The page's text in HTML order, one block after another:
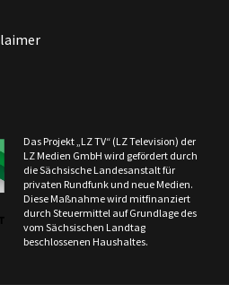
Das Projekt „LZ TV“ (LZ Television) der
LZ Medien GmbH wird gefördert durch
die Sächsische Landesanstalt für
privaten Rundfunk und neue Medien.
Diese Maßnahme wird mitfinanziert
durch Steuermittel auf Grundlage des
vom Sächsischen Landtag
beschlossenen Haushaltes.